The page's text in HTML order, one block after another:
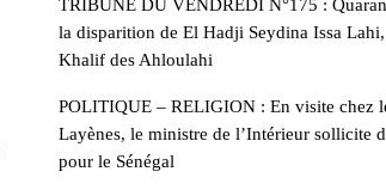
TRIBUNE DU VENDREDI N°175 :
la disparition de El Hadji Seydina Issa Lahi,
Khalif des Ahloulahi
POLITIQUE – RELIGION : En visite chez
Layènes, le ministre de l’Intérieur sollicite
pour le Sénégal